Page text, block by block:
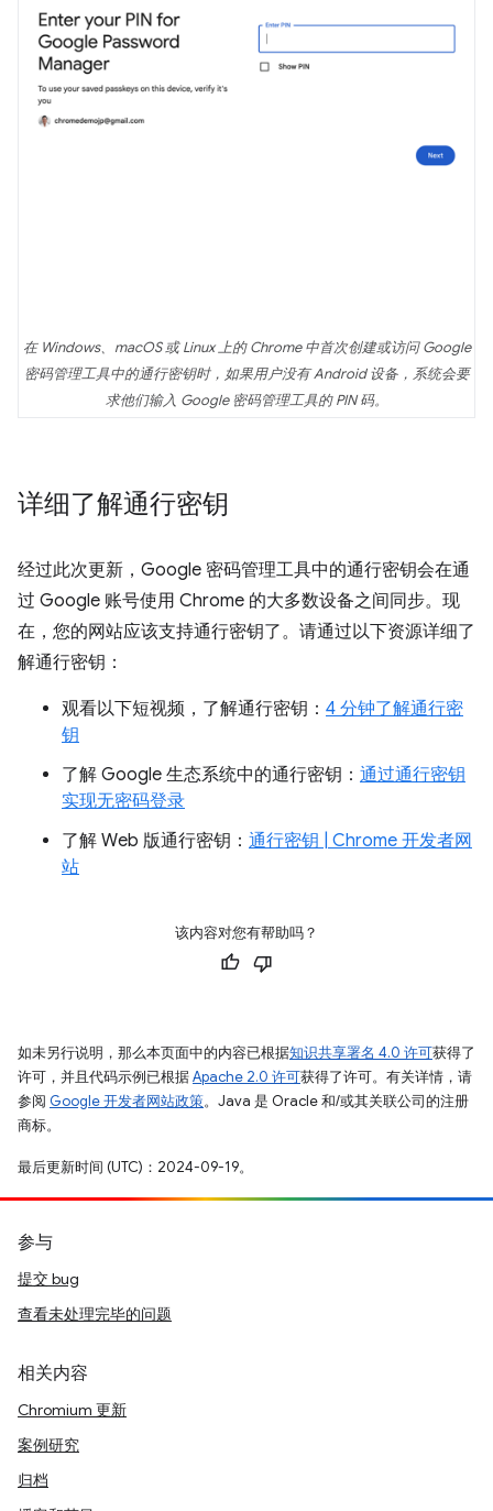
在 Windows、macOS 或 Linux 上的 Chrome 中首次创建或访问 Google
密码管理工具中的通行密钥时，如果用户没有 Android 设备，系统会要
求他们输入 Google 密码管理工具的 PIN 码。
详细了解通行密钥
经过此次更新，Google 密码管理工具中的通行密钥会在通
过 Google 账号使用 Chrome 的大多数设备之间同步。现
在，您的网站应该支持通行密钥了。请通过以下资源详细了
解通行密钥：
观看以下短视频，了解通行密钥： 4 分钟了解通行密
钥
了解 Google 生态系统中的通行密钥： 通过通行密钥
实现无密码登录
了解 Web 版通行密钥： 通行密钥 | Chrome 开发者网
站
该内容对您有帮助吗？
如未另行说明，那么本页面中的内容已根据知识共享署名 4.0 许可获得了
许可，并且代码示例已根据Apache 2.0 许可获得了许可。有关详情，请
参阅 Google 开发者网站政策。Java 是 Oracle 和/或其关联公司的注册
商标。
最后更新时间 (UTC)：2024-09-19。
参与
提交 bug
查看未处理完毕的问题
相关内容
Chromium 更新
案例研究
归档